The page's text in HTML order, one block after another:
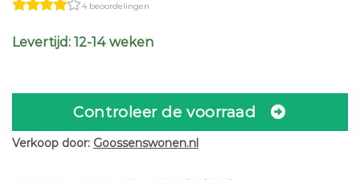
4 beoordelingen
Levertijd: 12-14 weken
Controleer de voorraad
Verkoop door: Goossenswonen.nl